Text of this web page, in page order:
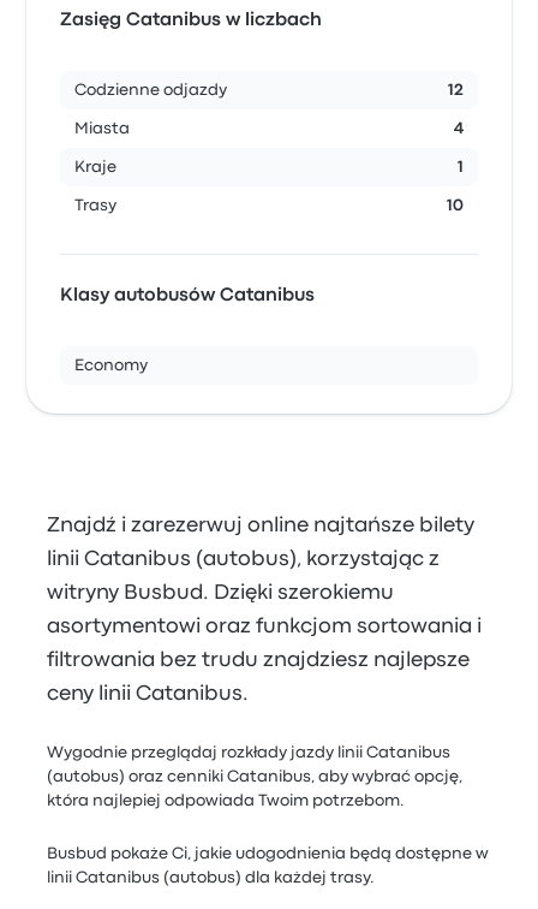
Zasięg Catanibus w liczbach
Codzienne odjazdy 12
Miasta 4
Kraje 1
Trasy 10
Klasy autobusów Catanibus
Economy
Znajdź i zarezerwuj online najtańsze bilety
linii Catanibus (autobus), korzystając z
witryny Busbud. Dzięki szerokiemu
asortymentowi oraz funkcjom sortowania i
filtrowania bez trudu znajdziesz najlepsze
ceny linii Catanibus.
Wygodnie przeglądaj rozkłady jazdy linii Catanibus
(autobus) oraz cenniki Catanibus, aby wybrać opcję,
która najlepiej odpowiada Twoim potrzebom.
Busbud pokaże Ci, jakie udogodnienia będą dostępne w
linii Catanibus (autobus) dla każdej trasy.